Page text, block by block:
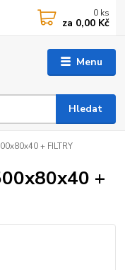
Menu
Hledat
0 ks
za 0,00 Kč
+ FILTRY
+